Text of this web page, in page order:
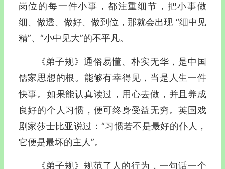
岗位的每一件小事，都注重细节，把小事做
细、做透、做好、做到位，那就会出现 “细中见
精”、“小中见大”的不平凡。
《弟子规》通俗易懂、朴实无华，是中国
儒家思想的根。能够有幸得见，当是人生一件
快事。如果能认真读过，用心去做，并且养成
良好的个人习惯，便可终身受益无穷。英国戏
剧家莎士比亚说过：“习惯若不是最好的仆人，
它便是最坏的主人”。
《弟子规》规范了人的行为，一句话一个